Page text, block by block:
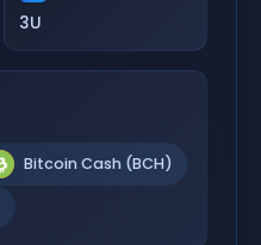
3U
Bitcoin Cash (BCH)